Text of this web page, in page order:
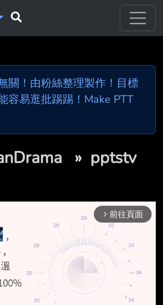
關！由粉絲整理製作！目標
容易逛批踢踢！Make PTT
» pptstv
arrow_forward_ios 前往頁面